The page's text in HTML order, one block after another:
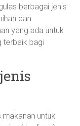
berbagai jenis
dan
yang ada untuk
terbaik bagi
makanan untuk